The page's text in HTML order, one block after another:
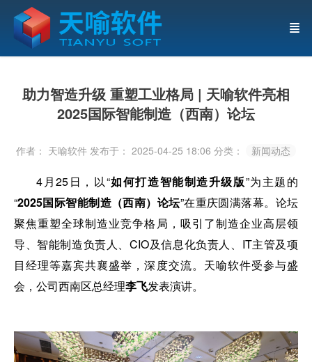
助力智造升级 重塑工业格局 | 天喻软件亮相
2025国际智能制造（西南）论坛
作者： 天喻软件 发布于： 2025-04-25 18:06 分类： 新闻动态
4月25日，以“如何打造智能制造升级版”为主题的
“2025国际智能制造（西南）论坛”在重庆圆满落幕。论坛
聚焦重塑全球制造业竞争格局，吸引了制造企业高层领
导、智能制造负责人、CIO及信息化负责人、IT主管及项
目经理等嘉宾共襄盛举，深度交流。天喻软件受参与盛
会，公司西南区总经理李飞发表演讲。